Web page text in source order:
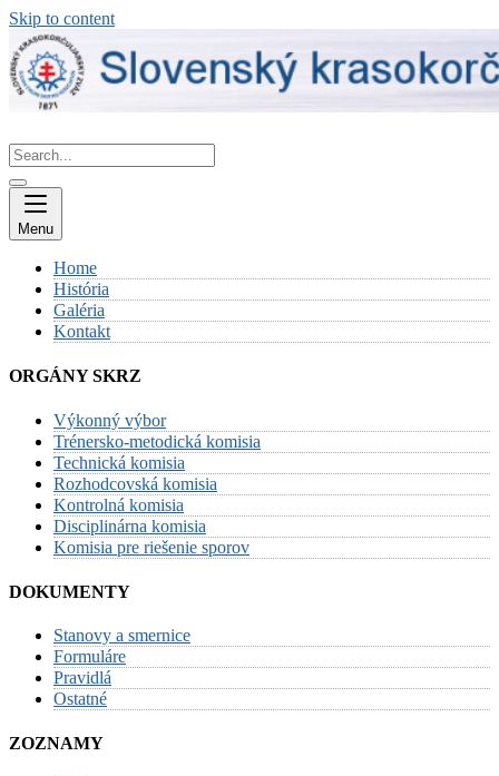
Skip to content
Menu
Home
História
Galéria
Kontakt
ORGÁNY SKRZ
Výkonný výbor
Trénersko-metodická komisia
Technická komisia
Rozhodcovská komisia
Kontrolná komisia
Disciplinárna komisia
Komisia pre riešenie sporov
DOKUMENTY
Stanovy a smernice
Formuláre
Pravidlá
Ostatné
ZOZNAMY